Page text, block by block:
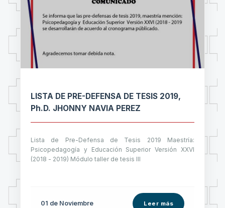
LISTA DE PRE-DEFENSA DE TESIS 2019,
Ph.D. JHONNY NAVIA PEREZ
Lista de Pre-Defensa de Tesis 2019 Maestría:
Psicopedagogía y Educación Superior Versión XXVI
(2018 - 2019) Módulo taller de tesis III
01 de Noviembre Leer más